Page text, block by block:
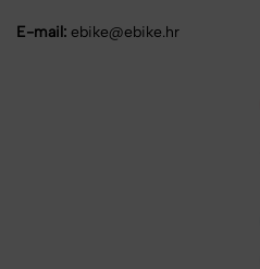
E-mail: ebike@ebike.hr